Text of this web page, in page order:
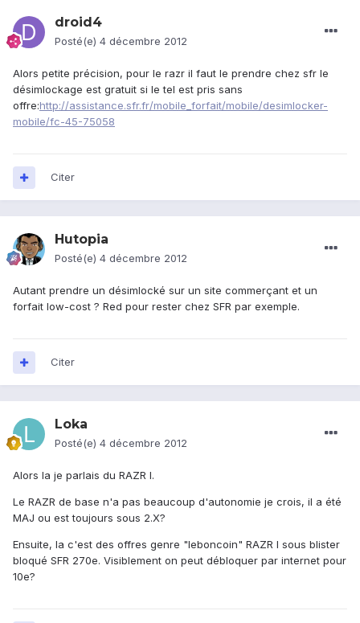
droid4
Posté(e) 4 décembre 2012
Alors petite précision, pour le razr il faut le prendre chez sfr le
désimlockage est gratuit si le tel est pris sans
offre:http://assistance.sfr.fr/mobile_forfait/mobile/desimlocker-
mobile/fc-45-75058
Citer
Hutopia
Posté(e) 4 décembre 2012
Autant prendre un désimlocké sur un site commerçant et un
forfait low-cost ? Red pour rester chez SFR par exemple.
Citer
Loka
Posté(e) 4 décembre 2012
Alors la je parlais du RAZR I.
Le RAZR de base n'a pas beaucoup d'autonomie je crois, il a été
MAJ ou est toujours sous 2.X?
Ensuite, la c'est des offres genre "leboncoin" RAZR I sous blister
bloqué SFR 270e. Visiblement on peut débloquer par internet pour
10e?